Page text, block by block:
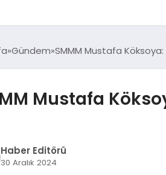
Gündem SMMM Mustafa Köksoya:
Mustafa
Haber Editörü
30 Aralık 2024